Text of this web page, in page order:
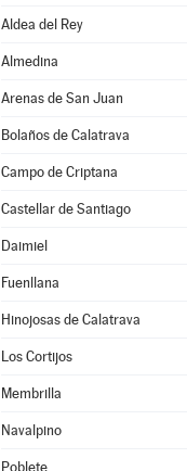
Aldea del Rey
Almedina
Arenas de San Juan
Bolaños de Calatrava
Campo de Criptana
Castellar de Santiago
Daimiel
Fuenllana
Hinojosas de Calatrava
Los Cortijos
Membrilla
Navalpino
Poblete